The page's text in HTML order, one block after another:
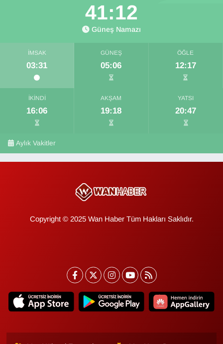
41:11
Güneş Namazı
İMSAK
03:31
GÜNEŞ
05:06
ÖĞLE
12:17
İKINDI
16:06
AKŞAM
19:18
YATSI
20:47
Aylık Vakitler
Copyright © 2025 Wan Haber Tüm Hakları Saklıdır.